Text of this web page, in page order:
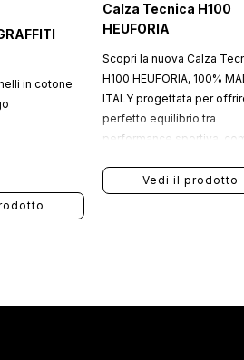
in cotone
Calza Tecnica H100
HEUFORIA
Scopri la nuova Calza
H100 HEUFORIA, 100%
ITALY progettata per
perfetto equilibrio tra
performance sportiva,
contemporaneo.
Vedi il prodotto